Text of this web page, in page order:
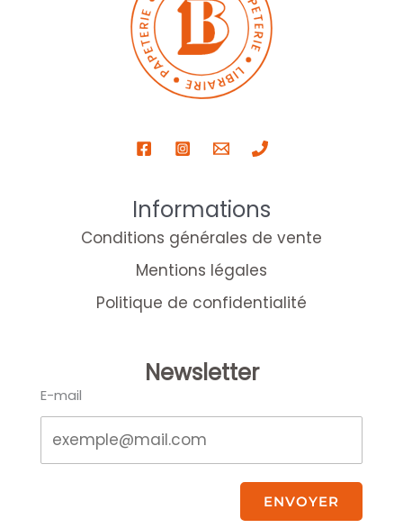
Informations
Conditions générales de vente
Mentions légales
Politique de confidentialité
Newsletter
E-mail
ENVOYER